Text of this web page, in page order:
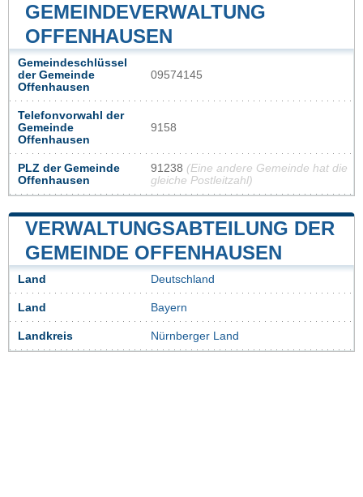
GEMEINDEVERWALTUNG
OFFENHAUSEN
Gemeindeschlüssel
der Gemeinde
Offenhausen
09574145
Telefonvorwahl der
Gemeinde
Offenhausen
9158
PLZ der Gemeinde
Offenhausen
91238 (Eine andere Gemeinde hat die
gleiche Postleitzahl)
VERWALTUNGSABTEILUNG DER
GEMEINDE OFFENHAUSEN
Land Deutschland
Land Bayern
Landkreis Nürnberger Land